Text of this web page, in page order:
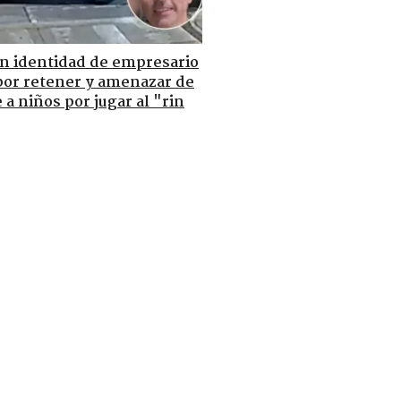
identidad de empresario
retener y amenazar de
a niños por jugar al "rin